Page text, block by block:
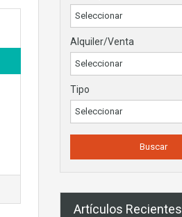
Seleccionar
Alquiler/Venta
Seleccionar
Tipo
Seleccionar
Artículos Recientes